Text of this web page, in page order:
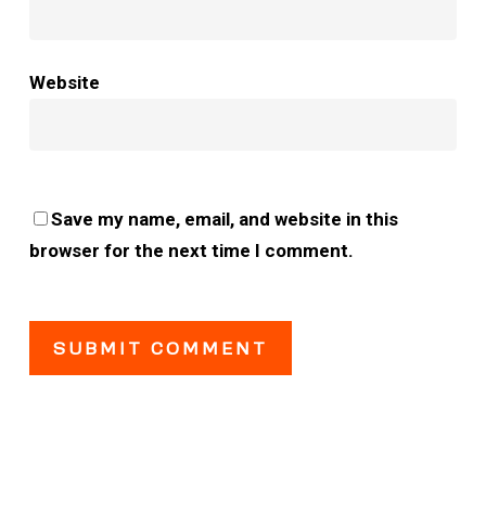
Website
Save my name, email, and website in this
browser for the next time I comment.